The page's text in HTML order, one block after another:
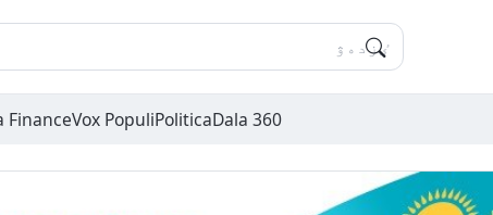
Dala 360
Politica
Vox Populi
Finance